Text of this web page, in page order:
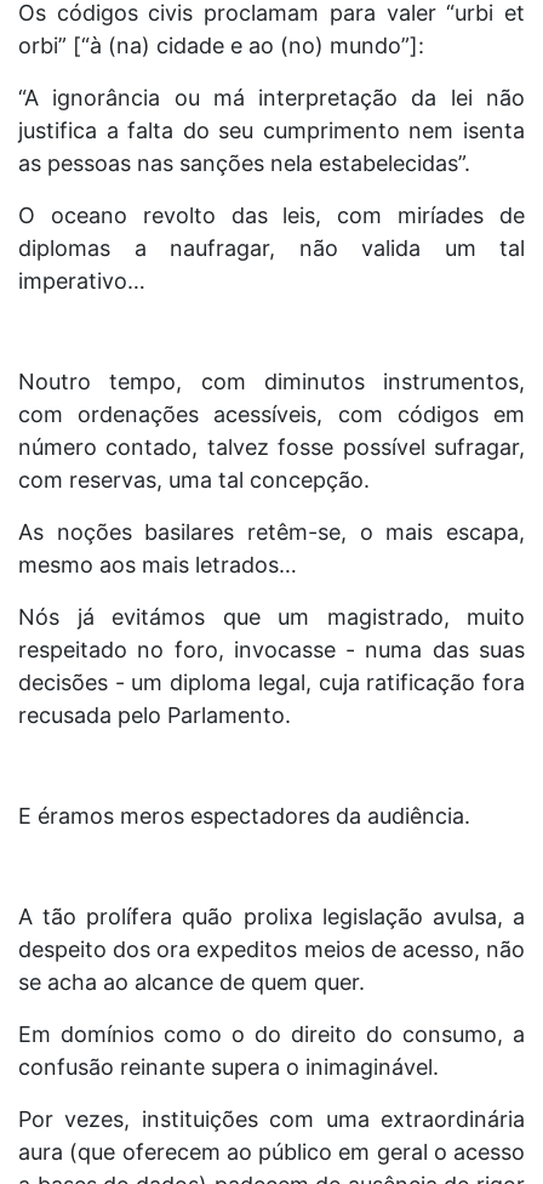
Os códigos civis proclamam para valer “urbi et
orbi” [“à (na) cidade e ao (no) mundo”]:
“A ignorância ou má interpretação da lei não
justifica a falta do seu cumprimento nem isenta
as pessoas nas sanções nela estabelecidas”.
O oceano revolto das leis, com miríades de
diplomas a naufragar, não valida um tal
imperativo…
Noutro tempo, com diminutos instrumentos,
com ordenações acessíveis, com códigos em
número contado, talvez fosse possível sufragar,
com reservas, uma tal concepção.
As noções basilares retêm-se, o mais escapa,
mesmo aos mais letrados…
Nós já evitámos que um magistrado, muito
respeitado no foro, invocasse - numa das suas
decisões - um diploma legal, cuja ratificação fora
recusada pelo Parlamento.
E éramos meros espectadores da audiência.
A tão prolífera quão prolixa legislação avulsa, a
despeito dos ora expeditos meios de acesso, não
se acha ao alcance de quem quer.
Em domínios como o do direito do consumo, a
confusão reinante supera o inimaginável.
Por vezes, instituições com uma extraordinária
aura (que oferecem ao público em geral o acesso